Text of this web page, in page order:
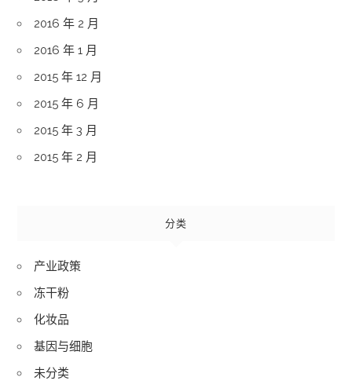
2016 年 2 月
2016 年 1 月
2015 年 12 月
2015 年 6 月
2015 年 3 月
2015 年 2 月
分类
产业政策
冻干粉
化妆品
基因与细胞
未分类